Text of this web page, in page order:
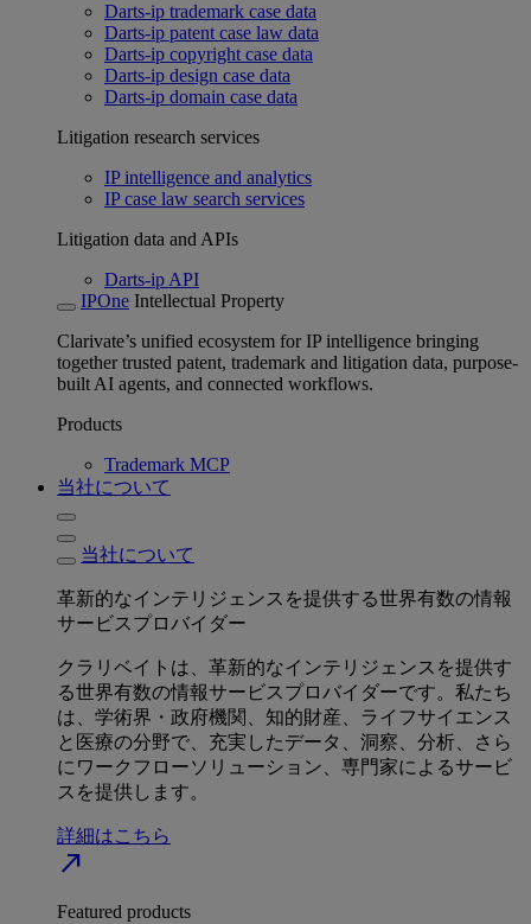
Darts-ip trademark case data
Darts-ip patent case law data
Darts-ip copyright case data
Darts-ip design case data
Darts-ip domain case data
Litigation research services
IP intelligence and analytics
IP case law search services
Litigation data and APIs
Darts-ip API
IPOne Intellectual Property
Clarivate’s unified ecosystem for IP intelligence bringing
together trusted patent, trademark and litigation data, purpose-
built AI agents, and connected workflows.
Products
Trademark MCP
当社について
当社について
革新的なインテリジェンスを提供する世界有数の情報
サービスプロバイダー
クラリベイトは、革新的なインテリジェンスを提供す
る世界有数の情報サービスプロバイダーです。私たち
は、学術界・政府機関、知的財産、ライフサイエンス
と医療の分野で、充実したデータ、洞察、分析、さら
にワークフローソリューション、専門家によるサービ
スを提供します。
詳細はこちら
north_east
Featured products